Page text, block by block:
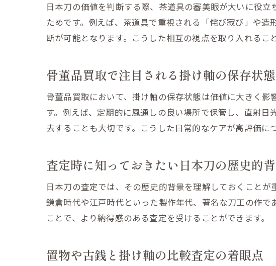
大切な骨
骨董
掛
骨董
福島
専門
日本刀の価値を判断する際、茶道具の審美眼が大いに役
ためです。例えば、茶道具で重視される「侘び寂び」や
断が可能となります。こうした相互の視点を取り入れるこ
骨董品買取で注目される掛け軸の保存状態
骨董品買取において、掛け軸の保存状態は価値に大きく
す。例えば、定期的に風通しの良い場所で保管し、直射
去することも大切です。こうした日常的なケアが高評価に
査定時に知っておきたい日本刀の歴史的
日本刀の査定では、その歴史的背景を理解しておくことが
鎌倉時代や江戸時代といった製作年代、著名な刀工の作
ことで、より納得感のある査定を受けることができます。
置物や古銭と掛け軸の比較査定の着眼点